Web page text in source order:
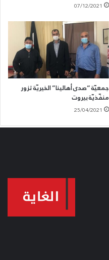
07/12/2021
جمعيّة “صدى أهالينا” الخيريّة تزور
منفّذيّة بيروت
25/04/2021